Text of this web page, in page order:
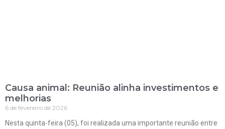
Causa animal: Reunião alinha investimentos e
melhorias
6 de fevereiro de 2026
Nesta quinta-feira (05), foi realizada uma importante reunião entre